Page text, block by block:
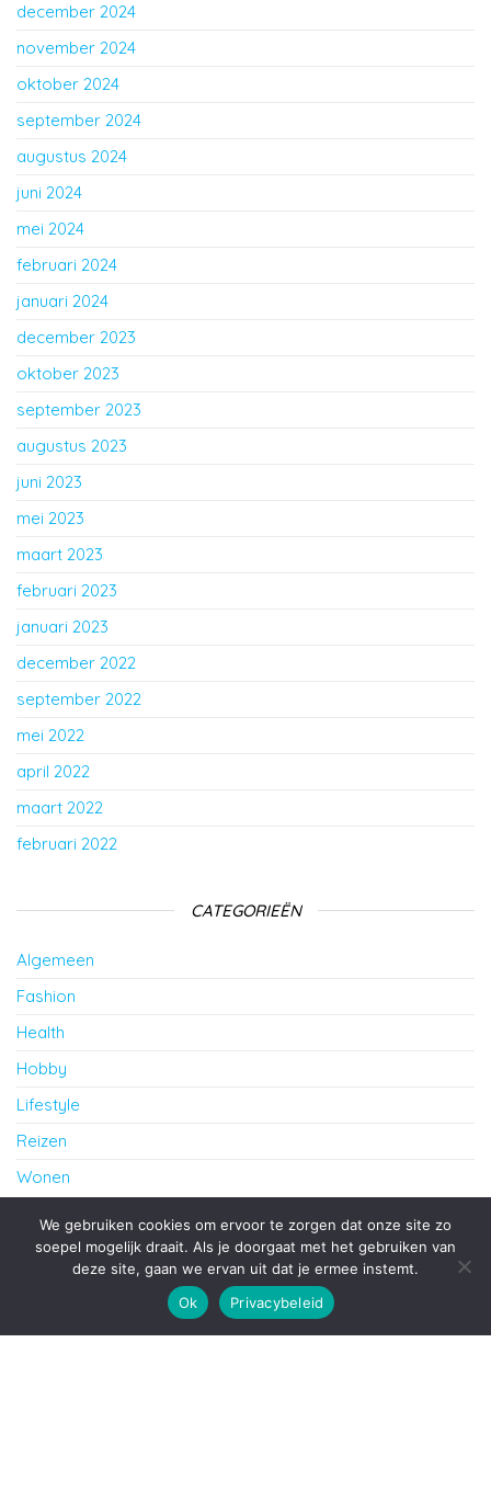
december 2024
november 2024
oktober 2024
september 2024
augustus 2024
juni 2024
mei 2024
februari 2024
januari 2024
december 2023
oktober 2023
september 2023
augustus 2023
juni 2023
mei 2023
maart 2023
februari 2023
januari 2023
december 2022
september 2022
mei 2022
april 2022
maart 2022
februari 2022
CATEGORIEËN
Algemeen
Fashion
Health
Hobby
Lifestyle
Reizen
Wonen
cursus Frans in Amersfoort
Ondersteund doorWordPress |Thema:
We gebruiken cookies om ervoor te zorgen dat onze site zo
soepel mogelijk draait. Als je doorgaat met het gebruiken van
deze site, gaan we ervan uit dat je ermee instemt.
Ok
Privacybeleid